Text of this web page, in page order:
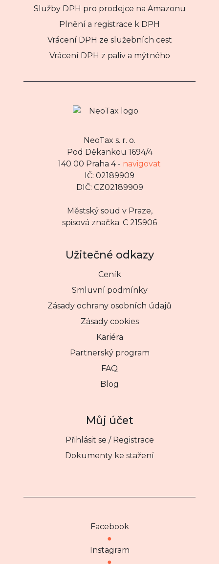
Služby DPH pro prodejce na Amazonu
Plnění a registrace k DPH
Vrácení DPH ze služebních cest
Vrácení DPH z paliv a mýtného
NeoTax s. r. o.
Pod Děkankou 1694/4
140 00 Praha 4 - navigovat
IČ: 02189909
DIČ: CZ02189909
Městský soud v Praze,
spisová značka: C 215906
Užitečné odkazy
Ceník
Smluvní podmínky
Zásady ochrany osobních údajů
Zásady cookies
Kariéra
Partnerský program
FAQ
Blog
Můj účet
Přihlásit se / Registrace
Dokumenty ke stažení
Facebook
●
Instagram
●